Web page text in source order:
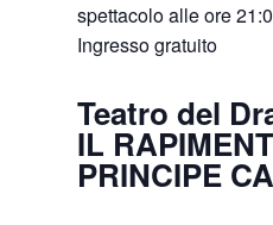
spettacolo alle ore
Ingresso gratuito
Teatro del
IL
PRINCIPE